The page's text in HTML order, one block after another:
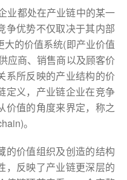
业都处在产业链中的某一
争优势不仅取决于其内部
的价值系统(即产业价值
应商、销售商以及顾客价
系所反映的产业结构的价
定义，产业链企业在竞争
价值的角度来界定，称之
。
的价值组织及创造的结构
，反映了产业链更深层的